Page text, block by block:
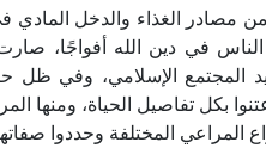
من مصادر الغذاء والدخل
في دين الله أفواجًا، صارت
الإسلامي، وفي ظل حالة
بكل تفاصيل الحياة،
المراعي المختلفة وحددوا